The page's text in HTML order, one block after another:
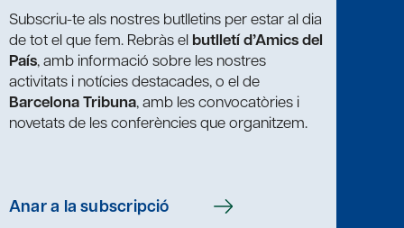
Subscriu-te als nostres butlletins per estar al dia
de tot el que fem. Rebràs el butlletí d’Amics del
País, amb informació sobre les nostres
activitats i notícies destacades, o el de
Barcelona Tribuna, amb les convocatòries i
novetats de les conferències que organitzem.
Anar a la subscripció